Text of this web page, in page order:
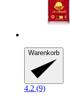
Warenkorb
4.2 (9)